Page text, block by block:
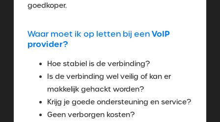
goedkoper.
Waar moet ik op letten bij eenVoIP
provider?
Hoe stabiel is de verbinding?
Is de verbinding wel veilig of kan er
makkelijk gehackt worden?
Krijg je goede ondersteuning en service?
Geen verborgen kosten?